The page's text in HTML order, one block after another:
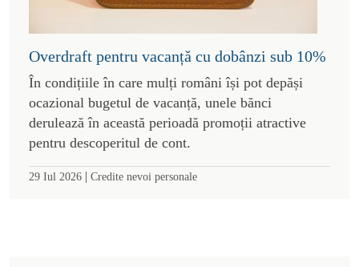
Overdraft pentru vacanță cu dobânzi sub 10%
În condițiile în care mulți români își pot depăși
ocazional bugetul de vacanță, unele bănci
derulează în această perioadă promoții atractive
pentru descoperitul de cont.
29 Iul 2026 | Credite nevoi personale